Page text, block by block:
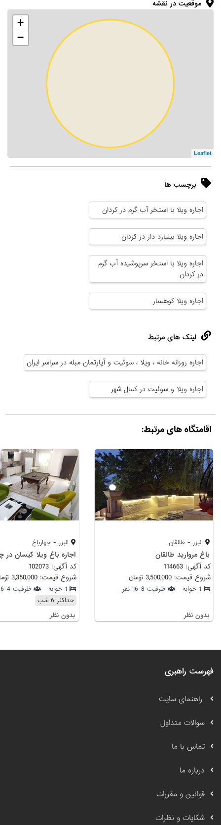
موقعیت در نقشه
+
−
Leaflet
برچسب ها
اجاره ویلا با استخر آب گرم در کردان
اجاره ویلا بیلیارد دار در کردان
اجاره ویلا با استخر سرپوشیده آب گرم
در کردان
اجاره ویلا کوهسار
لینک های مرتبط
اجاره روزانه خانه ، ویلا ، سوئیت و آپارتمان مبله در سراسر ایران
اجاره ویلا و سوئیت در کمال شهر
اقامتگاه های مرتبط:
البرز - طالقان
باغ مروارید طالقان
کد آگهی: 114663
شروع قیمت: 3,500,000 تومان
1 خوابه ظرفیت 8-16 نفر
بدون نظر
البرز - چهارباغ
اجاره باغ ویلا کیسان در
کد آگهی: 102073
شروع قیمت: 3,350,000 تومان
1 خوابه
ظرفیت 4-6 نفر
حداکثر 6 شب
بدون نظر
فهرست راهبری
راهنمای سایت
سوالات متداول
تماس با ما
درباره ما
قوانین و مقررات
شکایات و نظرات